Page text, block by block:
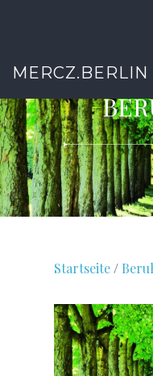
MERCZ.BERLIN
Startseite /